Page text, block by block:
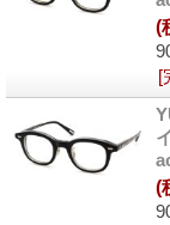
(
[
(